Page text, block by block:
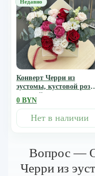
Конверт Черри из
эустомы, кустовой
красной розы и
эвкалипта
0 BYN
Нет в наличии
Вопрос —
Черри из